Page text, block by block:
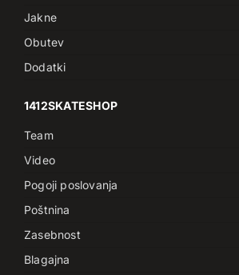
Jakne
Obutev
Dodatki
1412SKATESHOP
Team
Video
Pogoji poslovanja
Poštnina
Zasebnost
Blagajna